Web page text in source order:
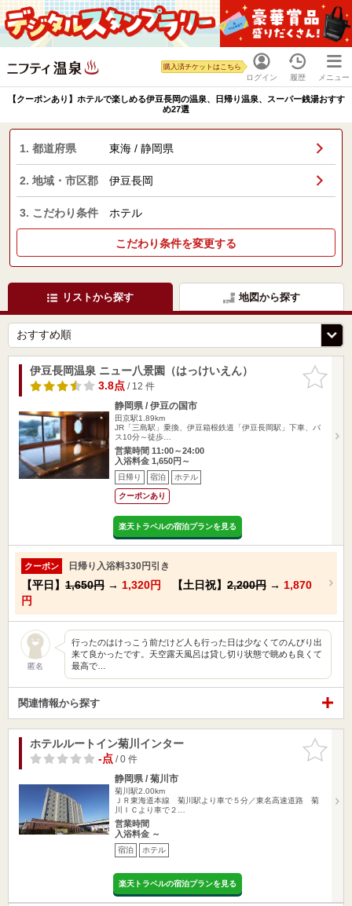
ログイン
購入済チケットはこちら
履歴 メニュー
【クーポンあり】ホテルで楽しめる伊豆長岡の温泉、日帰り温泉、スーパー銭湯おすす
め27選
1. 都道府県 東海 / 静岡県
2. 地域・市区郡 伊豆長岡
3. こだわり条件 ホテル
こだわり条件を変更する
リストから探す 地図から探す
お気に入
りに追加
伊豆長岡温泉 ニュー八景園（はっけいえん）
3.8点/ 12 件
静岡県 / 伊豆の国市
田京駅1.89km
JR「三島駅」乗換、伊豆箱根鉄道「伊豆長岡駅」下車、バ
ス10分～徒歩…
営業時間 11:00～24:00
入浴料金 1,650円～
日帰り 宿泊 ホテル
クーポンあり
楽天トラベルの宿泊プランを見る
クーポン 日帰り入浴料330円引き
【平日】 1,650円 → 1,320円 【土日祝】 2,200円 → 1,870
円
匿名
行ったのはけっこう前だけど人も行った日は少なくてのんびり出
来て良かったです。天空露天風呂は貸し切り状態で眺めも良くて
最高で…
関連情報から探す
お気に入
りに追加
ホテルルートイン菊川インター
-点/ 0 件
静岡県 / 菊川市
菊川駅2.00km
ＪＲ東海道本線 菊川駅より車で５分／東名高速道路 菊
川ＩＣより車で２…
営業時間
入浴料金 ～
宿泊 ホテル
楽天トラベルの宿泊プランを見る